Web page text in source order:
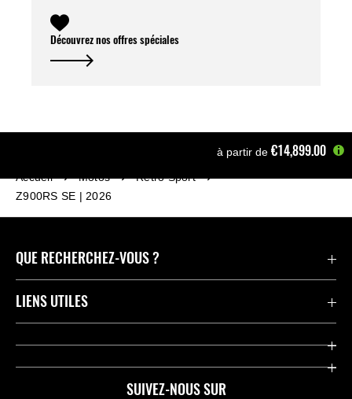
Découvrez nos offres spéciales
à partir de €14,899.00
Accueil Motos
Retro Sport
Z900RS SE | 2026
SUIVEZ-NOUS SUR
QUE RECHERCHEZ-VOUS ?
Motos
Compétition
LIENS UTILES
Press